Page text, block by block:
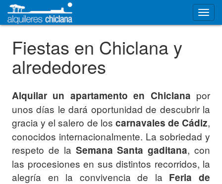
Fiestas en Chiclana y
alrededores
Alquilar un apartamento en Chiclana por
unos días le dará oportunidad de descubrir la
gracia y el salero de los carnavales de Cádiz,
conocidos internacionalmente. La sobriedad y
respeto de la Semana Santa gaditana, con
las procesiones en sus distintos recorridos, la
alegría en la convivencia de la Feria de